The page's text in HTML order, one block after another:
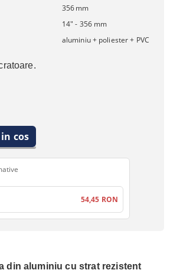
din aluminiu cu strat rezistent
356mm
14" - 356 mm
aluminiu + poliester + PVC
54,45 RON